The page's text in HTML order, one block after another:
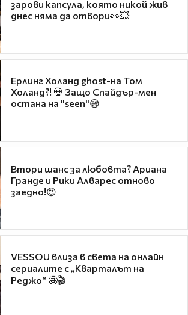
зарови капсула, която никой жив
днес няма да отвори👀💥
Ерлинг Холанд ghost-на Том
Холанд?! 💀 Защо Спайдър-мен
остана на "seen"😅
Втори шанс за любовта? Ариана
Гранде и Рики Алварес отново
заедно!😍
VESSOU влиза в света на онлайн
сериалите с „Кварталът на
Реджо“ 🤩🎬